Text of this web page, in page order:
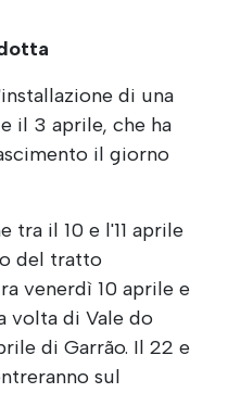
di una
il 3 aprile, che ha
il giorno
tra il 10 e l'11 aprile
del tratto
venerdì 10 aprile e
volta di Vale do
di Garrão. Il 22 e
sul